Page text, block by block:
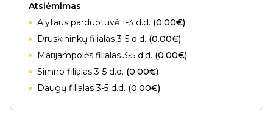
Atsiėmimas
Alytaus parduotuvė 1-3 d.d. (0.00€)
Druskininkų filialas 3-5 d.d. (0.00€)
Marijampolės filialas 3-5 d.d. (0.00€)
Simno filialas 3-5 d.d. (0.00€)
Daugų filialas 3-5 d.d. (0.00€)